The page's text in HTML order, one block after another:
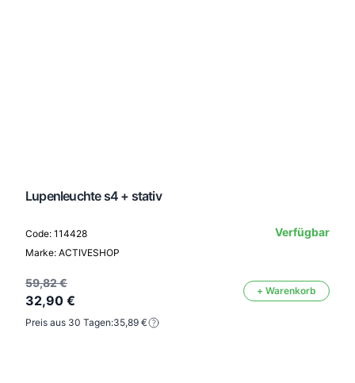
Lupenleuchte s4 + stativ
Code: 114428
Marke: ACTIVESHOP
Verfügbar
59,82 €
32,90 €
+ Warenkorb
Preis aus 30 Tagen:35,89 €